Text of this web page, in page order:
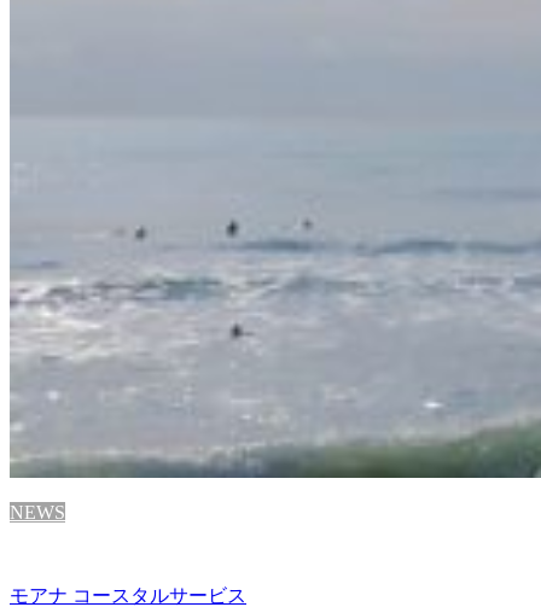
NEWS
モアナ コースタルサービス